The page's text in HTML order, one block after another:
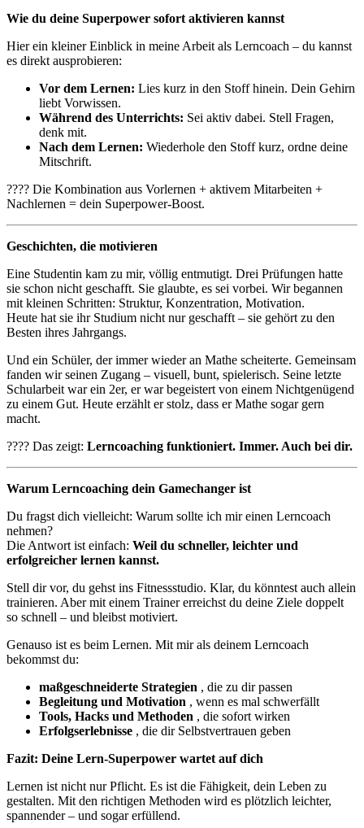
Wie du deine Superpower sofort aktivieren kannst
Hier ein kleiner Einblick in meine Arbeit als Lerncoach – du kannst
es direkt ausprobieren:
Vor dem Lernen: Lies kurz in den Stoff hinein. Dein Gehirn
liebt Vorwissen.
Während des Unterrichts: Sei aktiv dabei. Stell Fragen,
denk mit.
Nach dem Lernen: Wiederhole den Stoff kurz, ordne deine
Mitschrift.
???? Die Kombination aus Vorlernen + aktivem Mitarbeiten +
Nachlernen = dein Superpower-Boost.
Geschichten, die motivieren
Eine Studentin kam zu mir, völlig entmutigt. Drei Prüfungen hatte
sie schon nicht geschafft. Sie glaubte, es sei vorbei. Wir begannen
mit kleinen Schritten: Struktur, Konzentration, Motivation.
Heute hat sie ihr Studium nicht nur geschafft – sie gehört zu den
Besten ihres Jahrgangs.
Und ein Schüler, der immer wieder an Mathe scheiterte. Gemeinsam
fanden wir seinen Zugang – visuell, bunt, spielerisch. Seine letzte
Schularbeit war ein 2er, er war begeistert von einem Nichtgenügend
zu einem Gut. Heute erzählt er stolz, dass er Mathe sogar gern
macht.
???? Das zeigt: Lerncoaching funktioniert. Immer. Auch bei dir.
Warum Lerncoaching dein Gamechanger ist
Du fragst dich vielleicht: Warum sollte ich mir einen Lerncoach
nehmen?
Die Antwort ist einfach: Weil du schneller, leichter und
erfolgreicher lernen kannst.
Stell dir vor, du gehst ins Fitnessstudio. Klar, du könntest auch allein
trainieren. Aber mit einem Trainer erreichst du deine Ziele doppelt
so schnell – und bleibst motiviert.
Genauso ist es beim Lernen. Mit mir als deinem Lerncoach
bekommst du:
maßgeschneiderte Strategien , die zu dir passen
Begleitung und Motivation , wenn es mal schwerfällt
Tools, Hacks und Methoden , die sofort wirken
Erfolgserlebnisse , die dir Selbstvertrauen geben
Fazit: Deine Lern-Superpower wartet auf dich
Lernen ist nicht nur Pflicht. Es ist die Fähigkeit, dein Leben zu
gestalten. Mit den richtigen Methoden wird es plötzlich leichter,
spannender – und sogar erfüllend.